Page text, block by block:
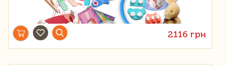
2116 грн